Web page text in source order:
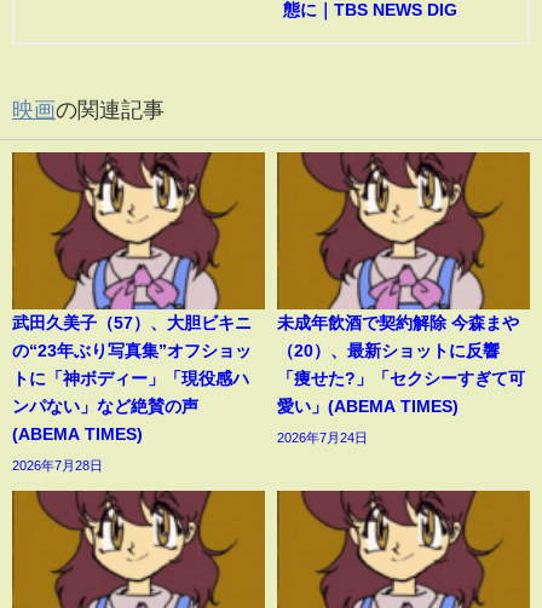
態に｜TBS NEWS DIG
映画の関連記事
武田久美子（57）、大胆ビキニ
の“23年ぶり写真集”オフショッ
トに「神ボディー」「現役感ハ
ンパない」など絶賛の声
(ABEMA TIMES)
2026年7月28日
未成年飲酒で契約解除 今森まや
（20）、最新ショットに反響
「痩せた?」「セクシーすぎて可
愛い」(ABEMA TIMES)
2026年7月24日